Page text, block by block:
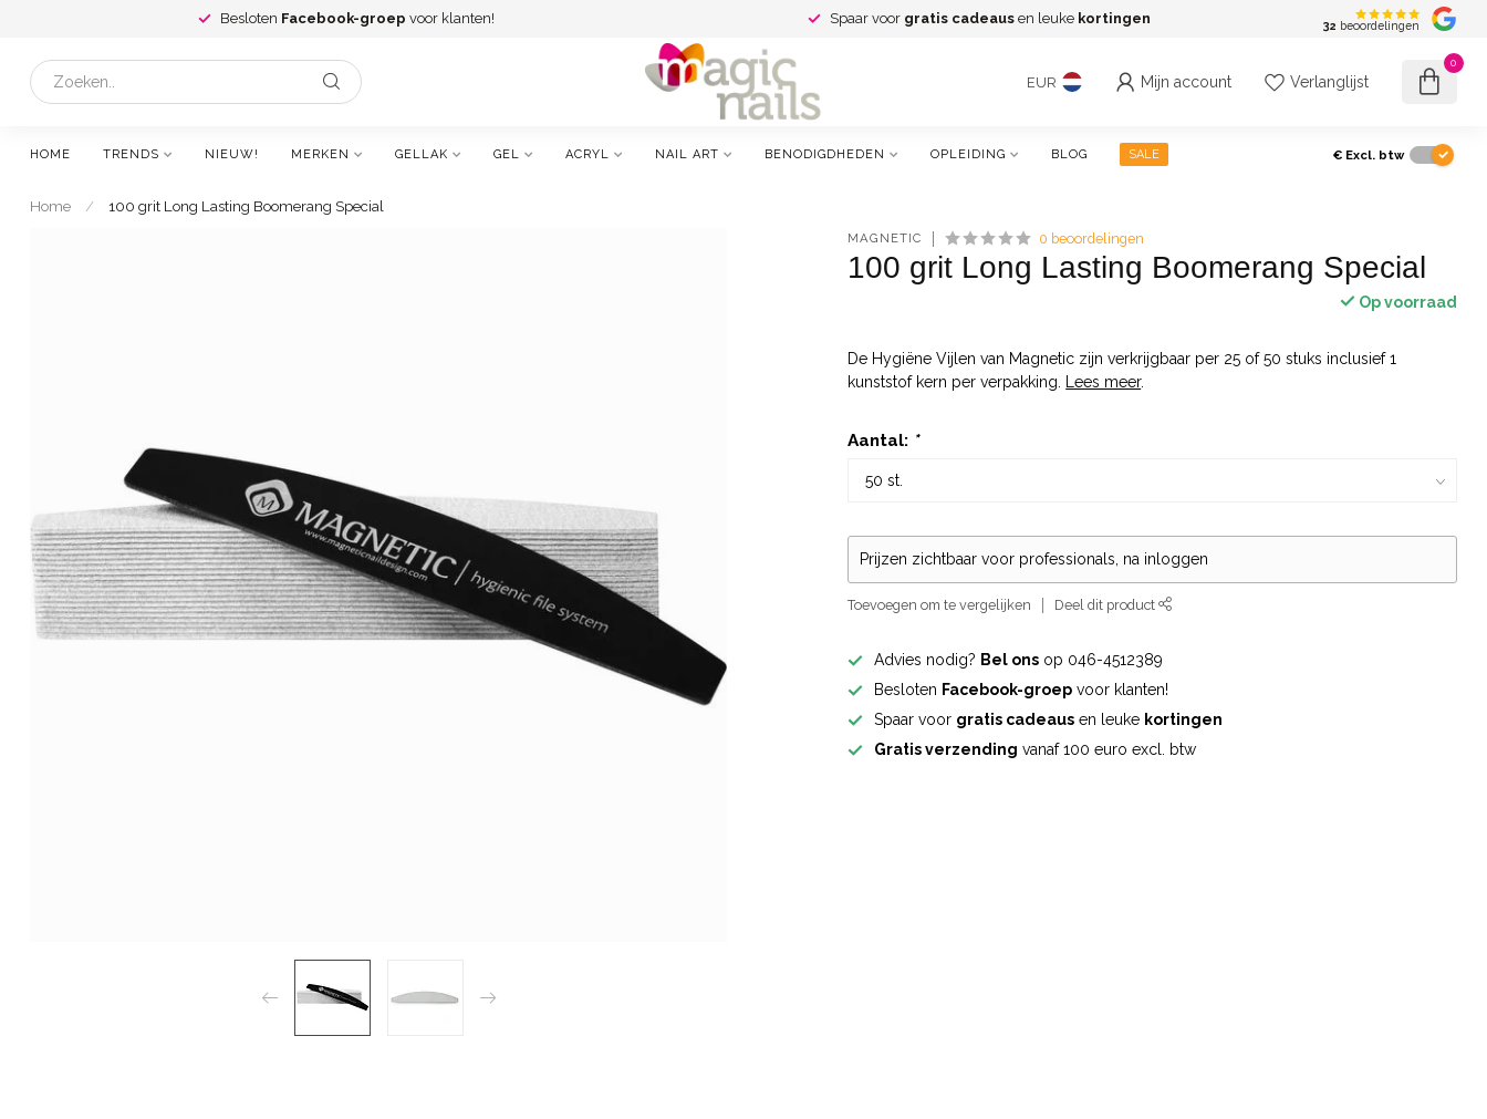
Besloten Facebook-groep voor klanten! Spaar voor gratis cadeaus en leuke kortingen 32 beoordelingen
EUR Mijn account Verlanglijst
0
HOME TRENDS NIEUW! MERKEN GELLAK GEL ACRYL NAIL ART BENODIGDHEDEN OPLEIDING BLOG SALE € Excl. btw
Home / 100 grit Long Lasting Boomerang Special
MAGNETIC 0 beoordelingen
100 grit Long Lasting Boomerang Special
Op voorraad
De Hygiëne Vijlen van Magnetic zijn verkrijgbaar per 25 of 50 stuks inclusief 1
kunststof kern per verpakking.
Lees meer.
Aantal: *
Prijzen zichtbaar voor professionals, na inloggen
Toevoegen om te vergelijken Deel dit product
Advies nodig? Bel ons op 046-4512389
Besloten Facebook-groep voor klanten!
Spaar voor gratis cadeaus en leuke kortingen
Gratis verzending vanaf 100 euro excl. btw